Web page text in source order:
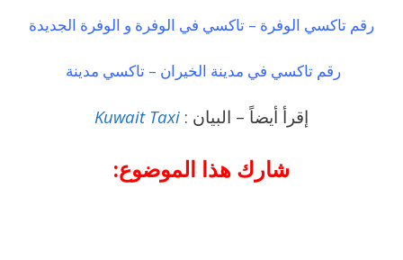
رقم تاكسي الوفرة – تاكسي في الوفرة و الوفرة الجديدة
رقم تاكسي في مدينة الخيران – تاكسي مدينة
إقرأ أيضاً – البيان : Kuwait Taxi
شارك هذا الموضوع: